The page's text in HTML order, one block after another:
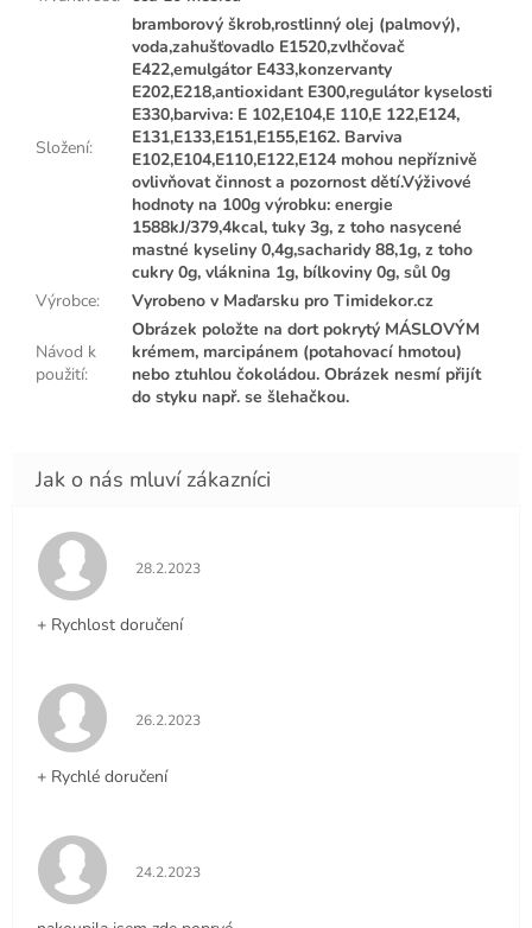
Složení:
bramborový škrob,rostlinný olej (palmový),
voda,zahušťovadlo E1520,zvlhčovač
E422,emulgátor E433,konzervanty
E202,E218,antioxidant E300,regulátor kyselosti
E330,barviva: E 102,E104,E 110,E 122,E124,
E131,E133,E151,E155,E162. Barviva
E102,E104,E110,E122,E124 mohou nepříznivě
ovlivňovat činnost a pozornost dětí.Výživové
hodnoty na 100g výrobku: energie
1588kJ/379,4kcal, tuky 3g, z toho nasycené
mastné kyseliny 0,4g,sacharidy 88,1g, z toho
cukry 0g, vláknina 1g, bílkoviny 0g, sůl 0g
Výrobce: Vyrobeno v Maďarsku pro Timidekor.cz
Návod k
použití:
Obrázek položte na dort pokrytý MÁSLOVÝM
krémem, marcipánem (potahovací hmotou)
nebo ztuhlou čokoládou. Obrázek nesmí přijít
do styku např. se šlehačkou.
Hodnocení obchodu je 5 z 5 hvězdiček.
28.2.2023
+ Rychlost doručení
Hodnocení obchodu je 5 z 5 hvězdiček.
26.2.2023
+ Rychlé doručení
Hodnocení obchodu je 5 z 5 hvězdiček.
24.2.2023